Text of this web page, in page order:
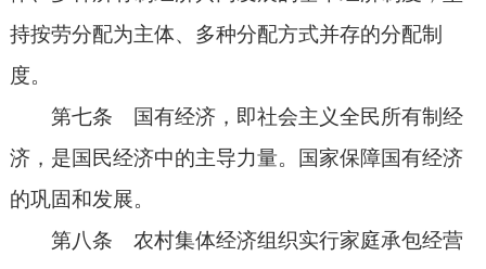
持按劳分配为主体、多种分配方式并存的分配制
度。
第七条 国有经济，即社会主义全民所有制经
济，是国民经济中的主导力量。国家保障国有经济
的巩固和发展。
第八条 农村集体经济组织实行家庭承包经营